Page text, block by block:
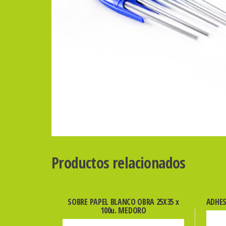
Productos relacionados
SOBRE PAPEL BLANCO OBRA 25X35 x
100u. MEDORO